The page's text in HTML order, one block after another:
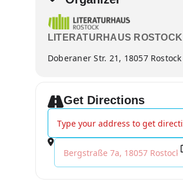
LITERATURHAUS ROSTOCK
Doberaner Str. 21, 18057 Rostock
Get Directions
Address - »terrain vague« mit
Destination Address - »terrain